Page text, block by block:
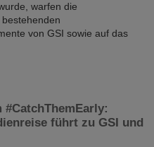
warfen die
von GSI sowie auf das
#CatchThemEarly:
führt zu GSI und